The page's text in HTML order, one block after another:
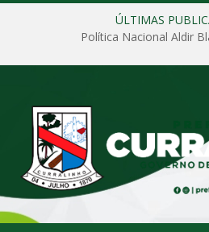
ÚLTIMAS
Política Nacional Aldir